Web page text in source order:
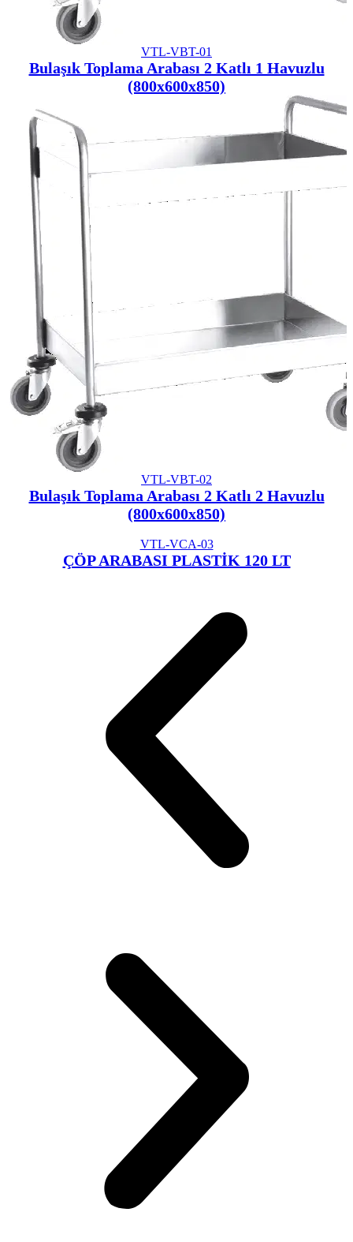
VTL-VBT-01
Bulaşık Toplama Arabası 2 Katlı 1 Havuzlu
(800x600x850)
VTL-VBT-02
Bulaşık Toplama Arabası 2 Katlı 2 Havuzlu
(800x600x850)
VTL-VCA-03
ÇÖP ARABASI PLASTİK 120 LT